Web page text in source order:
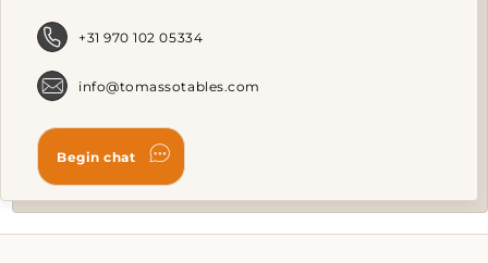
+31 970 102 05334
info@tomassotables.com